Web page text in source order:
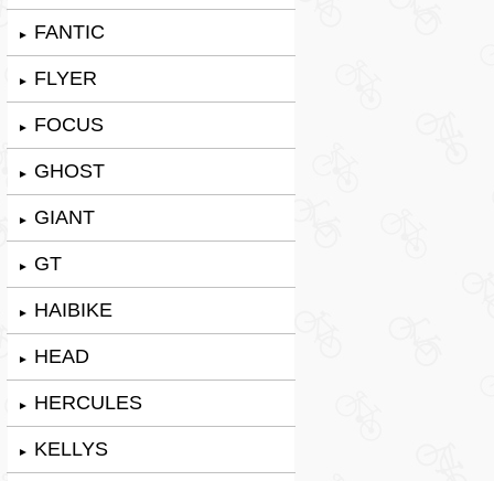
► FANTIC
► FLYER
► FOCUS
► GHOST
► GIANT
► GT
► HAIBIKE
► HEAD
► HERCULES
► KELLYS